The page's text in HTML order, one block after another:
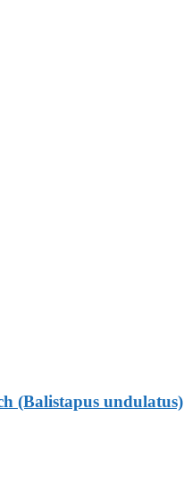
(Balistapus undulatus)